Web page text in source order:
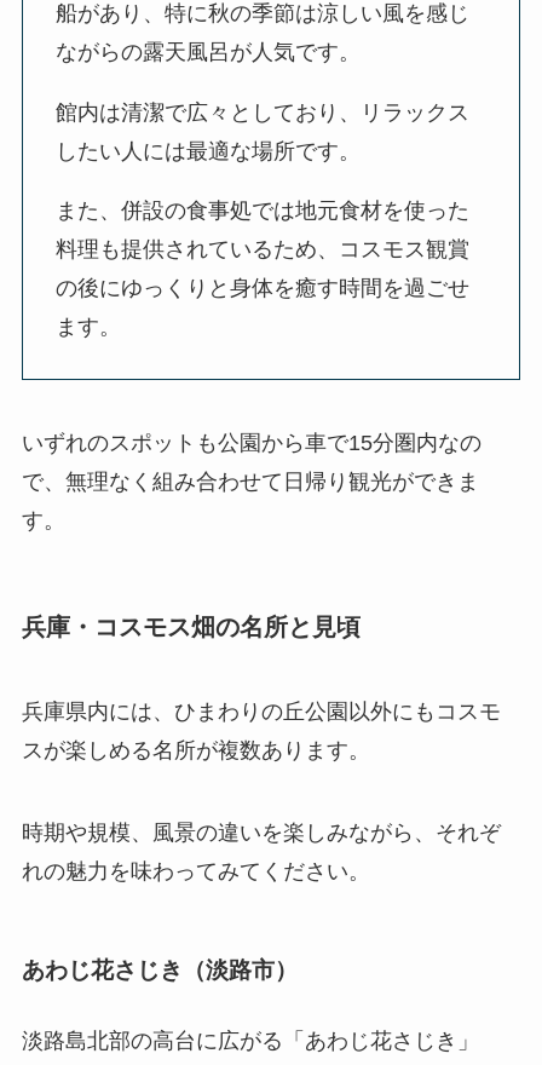
船があり、特に秋の季節は涼しい風を感じ
ながらの露天風呂が人気です。
館内は清潔で広々としており、リラックス
したい人には最適な場所です。
また、併設の食事処では地元食材を使った
料理も提供されているため、コスモス観賞
の後にゆっくりと身体を癒す時間を過ごせ
ます。
いずれのスポットも公園から車で15分圏内なの
で、無理なく組み合わせて日帰り観光ができま
す。
兵庫・コスモス畑の名所と見頃
兵庫県内には、ひまわりの丘公園以外にもコスモ
スが楽しめる名所が複数あります。
時期や規模、風景の違いを楽しみながら、それぞ
れの魅力を味わってみてください。
あわじ花さじき（淡路市）
淡路島北部の高台に広がる「あわじ花さじき」